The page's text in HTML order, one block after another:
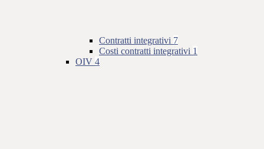
Contratti integrativi 7
Costi contratti integrativi 1
OIV 4